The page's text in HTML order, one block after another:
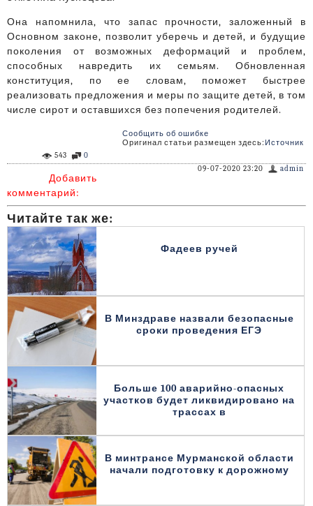
Она напомнила, что запас прочности, заложенный в
Основном законе, позволит уберечь и детей, и будущие
поколения от возможных деформаций и проблем,
способных навредить их семьям. Обновленная
конституция, по ее словам, поможет быстрее
реализовать предложения и меры по защите детей, в том
числе сирот и оставшихся без попечения родителей.
Сообщить об ошибке
Оригинал статьи размещен здесь: Источник
0
543
admin
09-07-2020 23:20
Добавить
комментарий:
Читайте так же:
Фадеев ручей
В Минздраве назвали безопасные
сроки проведения ЕГЭ
Больше 100 аварийно-опасных
участков будет ликвидировано на
трассах в
В минтрансе Мурманской области
начали подготовку к дорожному